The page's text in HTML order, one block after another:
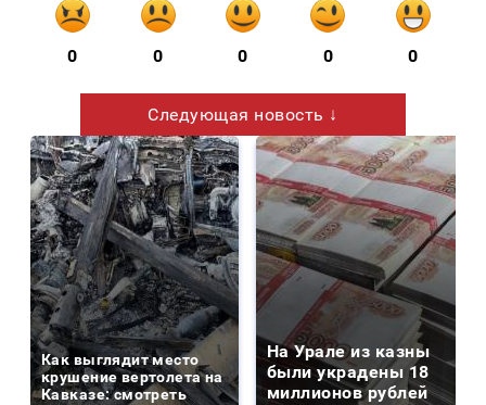
0 0 0 0 0
Следующая новость ↓
Как выглядит место
крушение вертолета на
Кавказе: смотреть
На Урале из казны
были украдены 18
миллионов рублей